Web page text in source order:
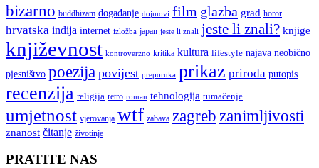
bizarno buddhizam događanje dojmovi film glazba grad horor
hrvatska indija internet izložba japan jeste li znali jeste li znali? knjige
književnost kontroverzno kritika kultura lifestyle najava neobično
pjesništvo poezija povijest preporuka prikaz priroda putopis
recenzija religija retro roman tehnologija tumačenje
umjetnost vjerovanja wtf zabava zagreb zanimljivosti
znanost čitanje životinje
PRATITE NAS